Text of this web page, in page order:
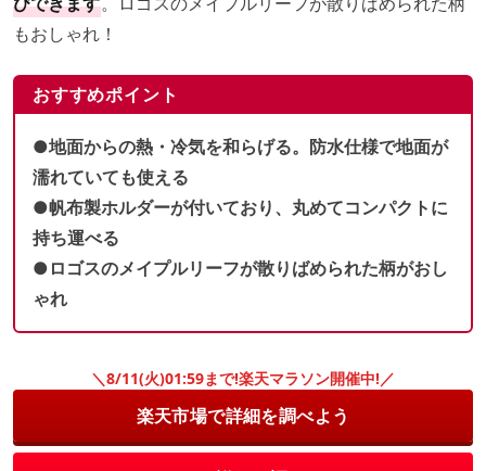
もおしゃれ！
おすすめポイント
●地面からの熱・冷気を和らげる。防水仕様で地面が
濡れていても使える
●帆布製ホルダーが付いており、丸めてコンパクトに
持ち運べる
●ロゴスのメイプルリーフが散りばめられた柄がおし
ゃれ
＼8/11(火)01:59まで!楽天マラソン開催中!／
楽天市場で詳細を調べよう